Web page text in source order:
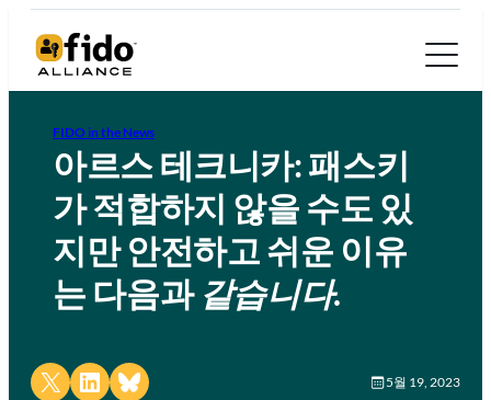
FIDO in the News
아르스 테크니카: 패스키
가 적합하지 않을 수도 있
지만 안전하고 쉬운 이유
는 다음과 같습니다.
Share on X Share on LinkedIn
Share on Bluesky 5월 19, 2023